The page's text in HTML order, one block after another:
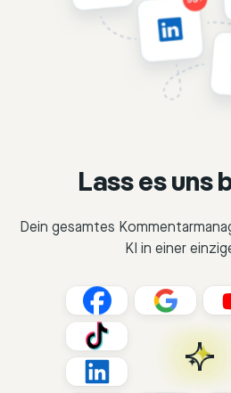
Lass es uns
Dein gesamtes
KI in einer